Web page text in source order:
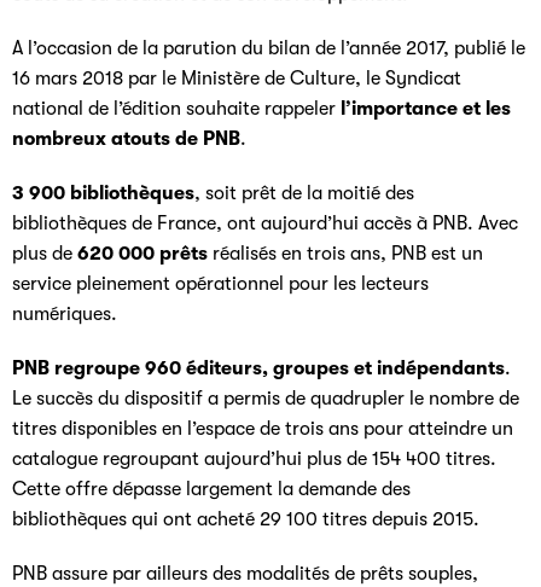
A l’occasion de la parution du bilan de l’année 2017, publié le
16 mars 2018 par le Ministère de Culture, le Syndicat
national de l’édition souhaite rappeler l’importance et les
nombreux atouts de PNB.
3 900 bibliothèques, soit prêt de la moitié des
bibliothèques de France, ont aujourd’hui accès à PNB. Avec
plus de 620 000 prêts réalisés en trois ans, PNB est un
service pleinement opérationnel pour les lecteurs
numériques.
PNB regroupe 960 éditeurs, groupes et indépendants.
Le succès du dispositif a permis de quadrupler le nombre de
titres disponibles en l’espace de trois ans pour atteindre un
catalogue regroupant aujourd’hui plus de 154 400 titres.
Cette offre dépasse largement la demande des
bibliothèques qui ont acheté 29 100 titres depuis 2015.
PNB assure par ailleurs des modalités de prêts souples,